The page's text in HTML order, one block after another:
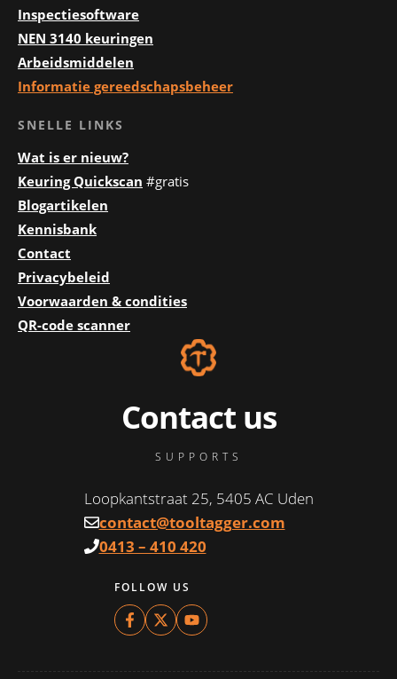
Inspectiesoftware
NEN 3140 keuringen
Arbeidsmiddelen
Informatie gereedschapsbeheer
SNELLE LINKS
Wat is er nieuw?
Keuring Quickscan #gratis
Blogartikelen
Kennisbank
Contact
Privacybeleid
Voorwaarden & condities
QR-code scanner
Contact us
SUPPORTS
Loopkantstraat 25, 5405 AC Uden
contact@tooltagger.com
0413 – 410 420
FOLLOW US